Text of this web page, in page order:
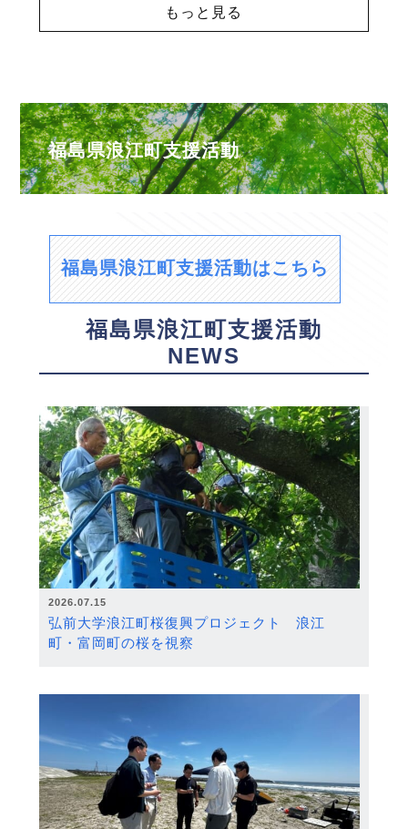
もっと見る
福島県浪江町支援活動
福島県浪江町支援活動はこちら
福島県浪江町支援活動
NEWS
2026.07.15
弘前大学浪江町桜復興プロジェクト 浪江
町・富岡町の桜を視察